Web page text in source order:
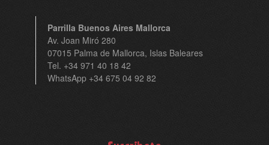
Parrilla Buenos Aires Mallorca
Av. Joan Miró 280
07015 Palma de Mallorca, Islas Baleares
Tel. +34 971 40 18 42
WhatsApp +34 675 04 92 82